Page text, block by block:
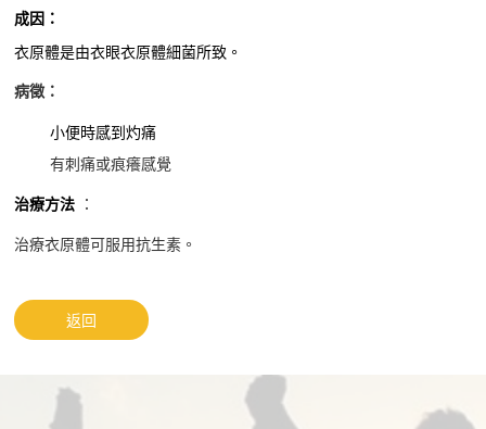
成因：
衣原體是由衣眼衣原體細菌所致。
病徵：
小便時感到灼痛
有刺痛或痕癢感覺
治療方法 ：
治療衣原體可服用抗生素。
返回